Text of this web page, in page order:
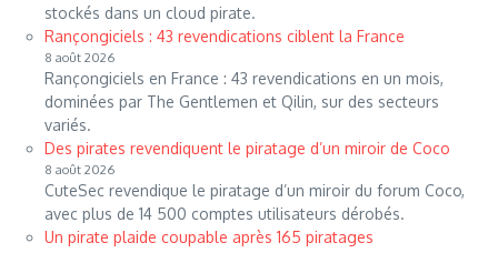
stockés dans un cloud pirate.
Rançongiciels : 43 revendications ciblent la France
8 août 2026
Rançongiciels en France : 43 revendications en un mois,
dominées par The Gentlemen et Qilin, sur des secteurs
variés.
Des pirates revendiquent le piratage d’un miroir de Coco
8 août 2026
CuteSec revendique le piratage d’un miroir du forum Coco,
avec plus de 14 500 comptes utilisateurs dérobés.
Un pirate plaide coupable après 165 piratages